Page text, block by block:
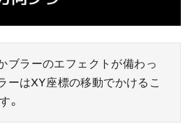
ブラーのエフェクトが備わっ
ーはXY座標の移動でかけるこ
。